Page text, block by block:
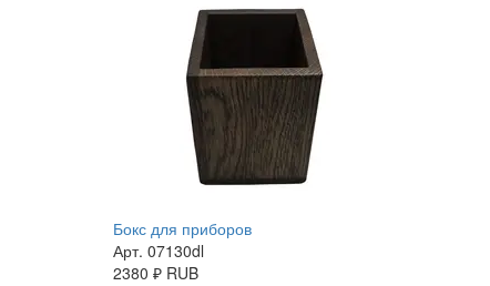
Бокс для приборов
Арт. 07130dl
2380 ₽ RUB